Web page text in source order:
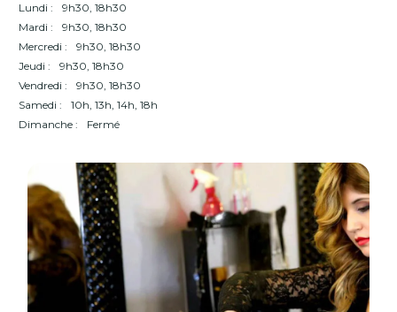
Lundi :
9h30, 18h30
Mardi :
9h30, 18h30
Mercredi :
9h30, 18h30
Jeudi :
9h30, 18h30
Vendredi :
9h30, 18h30
Samedi :
10h, 13h, 14h, 18h
Dimanche :
Fermé